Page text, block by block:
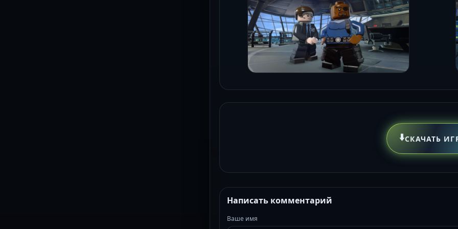
⬇️СКАЧАТЬ
Написать комментарий
Ваше имя